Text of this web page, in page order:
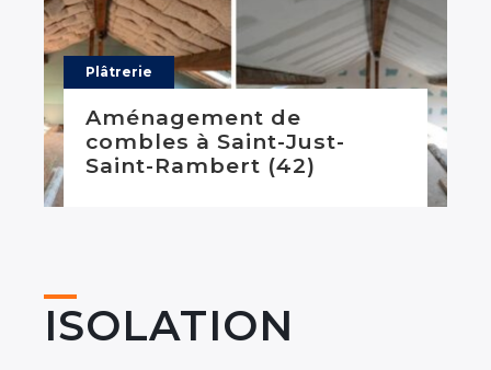
Plâtrerie
Aménagement de
combles à Saint-Just-
Saint-Rambert (42)
ISOLATION